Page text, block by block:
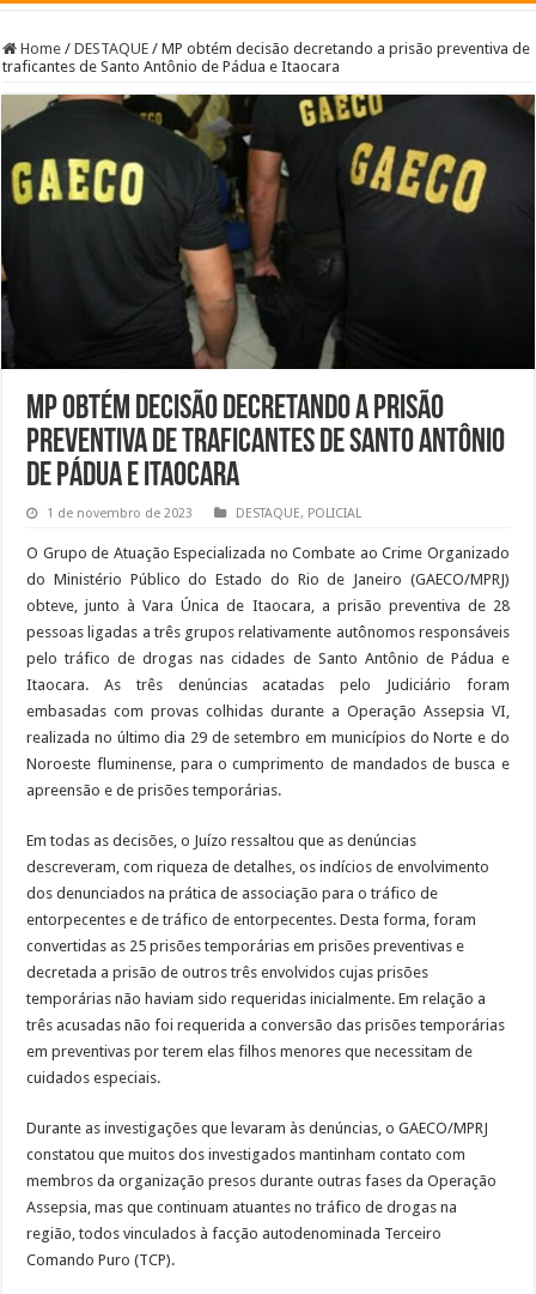
Home / DESTAQUE / MP obtém decisão decretando a prisão preventiva de
traficantes de Santo Antônio de Pádua e Itaocara
MP obtém decisão decretando a prisão
preventiva de traficantes de Santo Antônio
de Pádua e Itaocara
1 de novembro de 2023 DESTAQUE, POLICIAL
O Grupo de Atuação Especializada no Combate ao Crime Organizado
do Ministério Público do Estado do Rio de Janeiro (GAECO/MPRJ)
obteve, junto à Vara Única de Itaocara, a prisão preventiva de 28
pessoas ligadas a três grupos relativamente autônomos responsáveis
pelo tráfico de drogas nas cidades de Santo Antônio de Pádua e
Itaocara. As três denúncias acatadas pelo Judiciário foram
embasadas com provas colhidas durante a Operação Assepsia VI,
realizada no último dia 29 de setembro em municípios do Norte e do
Noroeste fluminense, para o cumprimento de mandados de busca e
apreensão e de prisões temporárias.
Em todas as decisões, o Juízo ressaltou que as denúncias
descreveram, com riqueza de detalhes, os indícios de envolvimento
dos denunciados na prática de associação para o tráfico de
entorpecentes e de tráfico de entorpecentes. Desta forma, foram
convertidas as 25 prisões temporárias em prisões preventivas e
decretada a prisão de outros três envolvidos cujas prisões
temporárias não haviam sido requeridas inicialmente. Em relação a
três acusadas não foi requerida a conversão das prisões temporárias
em preventivas por terem elas filhos menores que necessitam de
cuidados especiais.
Durante as investigações que levaram às denúncias, o GAECO/MPRJ
constatou que muitos dos investigados mantinham contato com
membros da organização presos durante outras fases da Operação
Assepsia, mas que continuam atuantes no tráfico de drogas na
região, todos vinculados à facção autodenominada Terceiro
Comando Puro (TCP).